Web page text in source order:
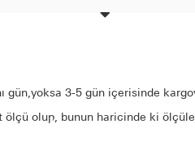
gün,yoksa 3-5 gün içerisinde
olup, bunun haricinde ki